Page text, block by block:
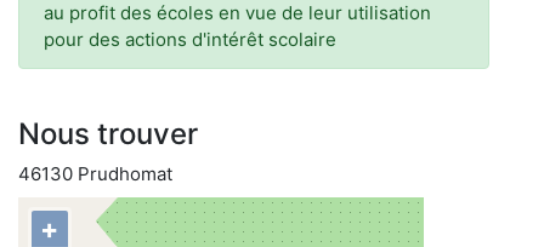
au profit des écoles en vue de leur utilisation
pour des actions d'intérêt scolaire
Nous trouver
46130 Prudhomat
+